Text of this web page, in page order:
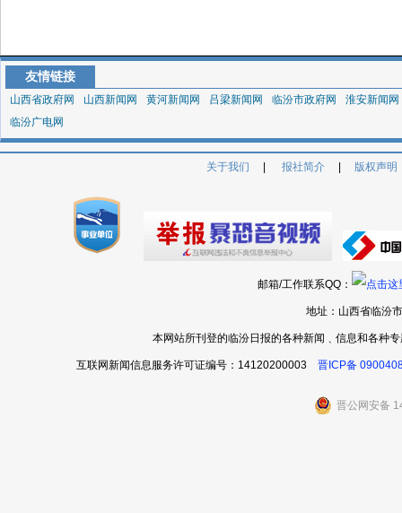
友情链接
山西省政府网 山西新闻网 黄河新闻网 吕梁新闻网 临汾市政府网
淮安新闻网
临汾广电网
关于我们 报社简介 版权声明
邮箱/工作联系QQ：
地址：山西省临汾
本网站所刊登的临汾日报的各种新闻﹑信息和各种
互联网新闻信息服务许可证编号：14120200003 晋ICP备
晋公网安备